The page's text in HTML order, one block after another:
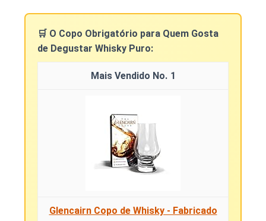
🛒 O Copo Obrigatório para Quem Gosta
de Degustar Whisky Puro:
1
Glencairn Copo de Whisky - Fabricado